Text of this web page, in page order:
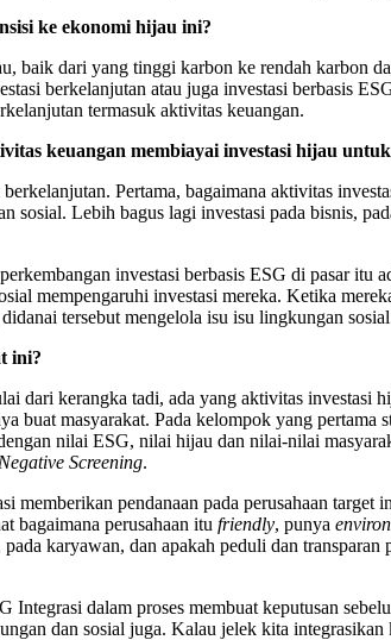
ke ekonomi hijau ini?
baik dari yang tinggi karbon ke rendah karbon
berkelanjutan atau juga investasi berbasis
termasuk aktivitas keuangan.
keuangan membiayai investasi hijau
Pertama, bagaimana aktivitas
sosial. Lebih bagus lagi investasi pada bisnis,
investasi berbasis ESG di pasar
mempengaruhi investasi mereka. Ketika
tersebut mengelola isu isu lingkungan
ini?
dari kerangka tadi, ada yang aktivitas investasi
buat masyarakat. Pada kelompok yang pertama
nilai ESG, nilai hijau dan nilai-nilai
Negative Screening.
memberikan pendanaan pada perusahaan target
bagaimana perusahaan itu friendly, punya
karyawan, dan apakah peduli dan
Integrasi dalam proses membuat keputusan
dan sosial juga. Kalau jelek kita